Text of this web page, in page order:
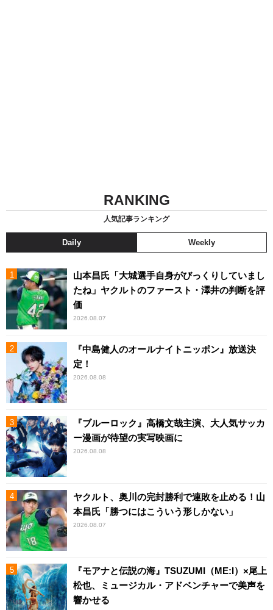
RANKING
人気記事ランキング
Daily Weekly
山本昌氏「大城選手自身がびっくりしていまし
たね」ヤクルトのファースト・澤井の判断を評
価
2026.08.07
『中島健人のオールナイトニッポン』放送決
定！
2026.08.08
『ブルーロック』高橋文哉主演、大人気サッカ
ー漫画が待望の実写映画に
2026.08.08
ヤクルト、奥川の完封勝利で連敗を止める！山
本昌氏「勝つにはこういう形しかない」
2026.08.07
『モアナと伝説の海』TSUZUMI（ME:I）×尾上
松也、ミュージカル・アドベンチャーで美声を
響かせる